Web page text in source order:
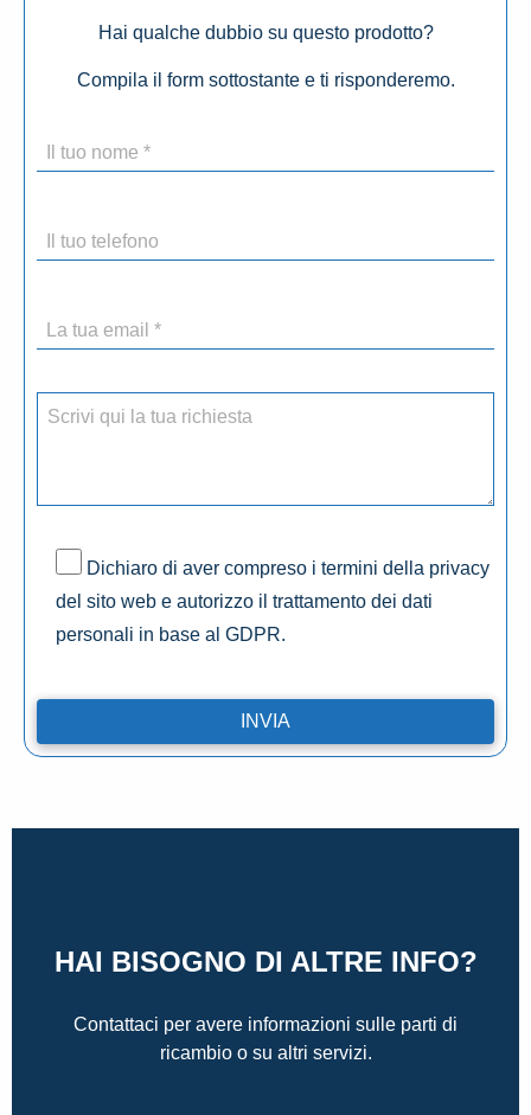
Hai qualche dubbio su questo prodotto?
Compila il form sottostante e ti risponderemo.
Dichiaro di aver compreso i termini della privacy
del sito web e autorizzo il trattamento dei dati
personali in base al GDPR.
HAI BISOGNO DI ALTRE INFO?
Contattaci per avere informazioni sulle parti di
ricambio o su altri servizi.